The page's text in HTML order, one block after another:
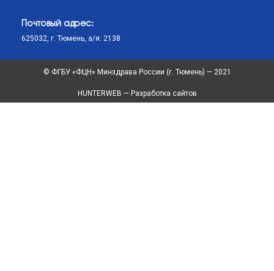
Почтовый адрес:
625032, г. Тюмень, а/я: 2138
© ФГБУ «ФЦН» Минздрава России (г. Тюмень) — 2021
HUNTERWEB — Разработка сайтов